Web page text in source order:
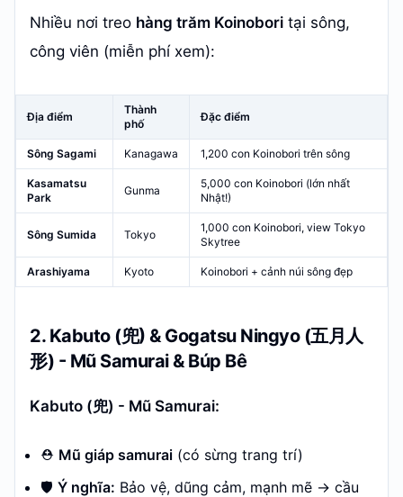
Nhiều nơi treo hàng trăm Koinobori tại sông,
công viên (miễn phí xem):
Địa điểm
Thành
phố
Đặc điểm
Sông Sagami Kanagawa 1,200 con Koinobori trên sông
Kasamatsu
Park
Gunma
5,000 con Koinobori (lớn nhất
Nhật!)
Sông Sumida Tokyo
1,000 con Koinobori, view Tokyo
Skytree
Arashiyama Kyoto Koinobori + cảnh núi sông đẹp
2. Kabuto (兜) & Gogatsu Ningyo (五月人
形) - Mũ Samurai & Búp Bê
Kabuto (兜) - Mũ Samurai:
⛑️ Mũ giáp samurai (có sừng trang trí)
🛡️ Ý nghĩa: Bảo vệ, dũng cảm, mạnh mẽ → cầu